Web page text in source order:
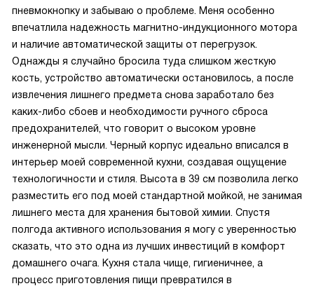
пневмокнопку и забываю о проблеме. Меня особенно
впечатлила надежность магнитно-индукционного мотора
и наличие автоматической защиты от перегрузок.
Однажды я случайно бросила туда слишком жесткую
кость, устройство автоматически остановилось, а после
извлечения лишнего предмета снова заработало без
каких-либо сбоев и необходимости ручного сброса
предохранителей, что говорит о высоком уровне
инженерной мысли. Черный корпус идеально вписался в
интерьер моей современной кухни, создавая ощущение
технологичности и стиля. Высота в 39 см позволила легко
разместить его под моей стандартной мойкой, не занимая
лишнего места для хранения бытовой химии. Спустя
полгода активного использования я могу с уверенностью
сказать, что это одна из лучших инвестиций в комфорт
домашнего очага. Кухня стала чище, гигиеничнее, а
процесс приготовления пищи превратился в